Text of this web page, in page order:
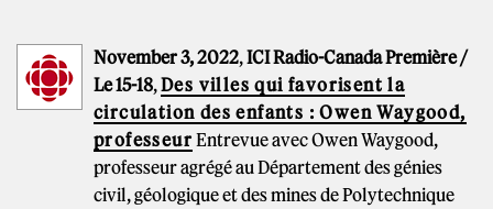
November 3, 2022,ICI Radio-Canada Première /
Le 15-18,Des villes qui favorisent la
circulation des enfants : Owen Waygood,
professeur Entrevue avec Owen Waygood,
professeur agrégé au Département des génies
civil, géologique et des mines de Polytechnique